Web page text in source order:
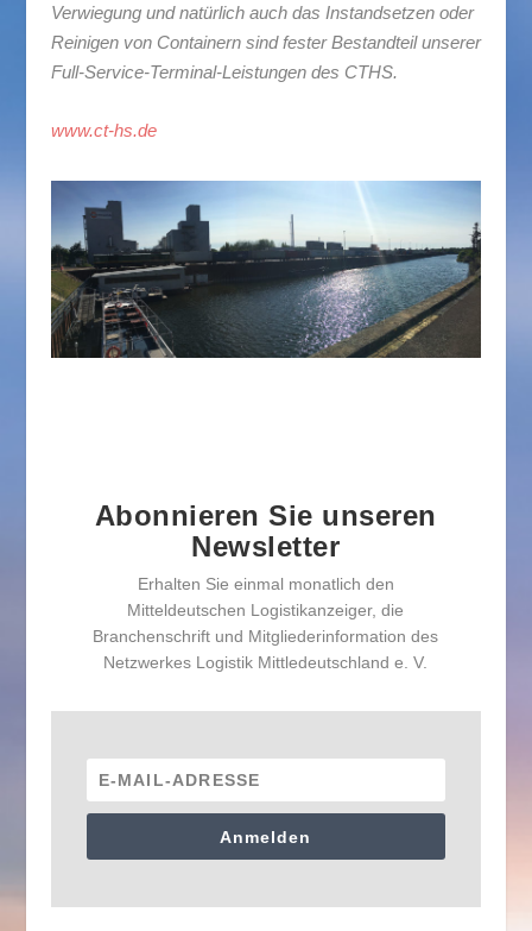
Verwiegung und natürlich auch das Instandsetzen oder
Reinigen von Containern sind fester Bestandteil unserer
Full-Service-Terminal-Leistungen des CTHS.
www.ct-hs.de
Abonnieren Sie unseren
Newsletter
Erhalten Sie einmal monatlich den
Mitteldeutschen Logistikanzeiger, die
Branchenschrift und Mitgliederinformation des
Netzwerkes Logistik Mittledeutschland e. V.
Anmelden